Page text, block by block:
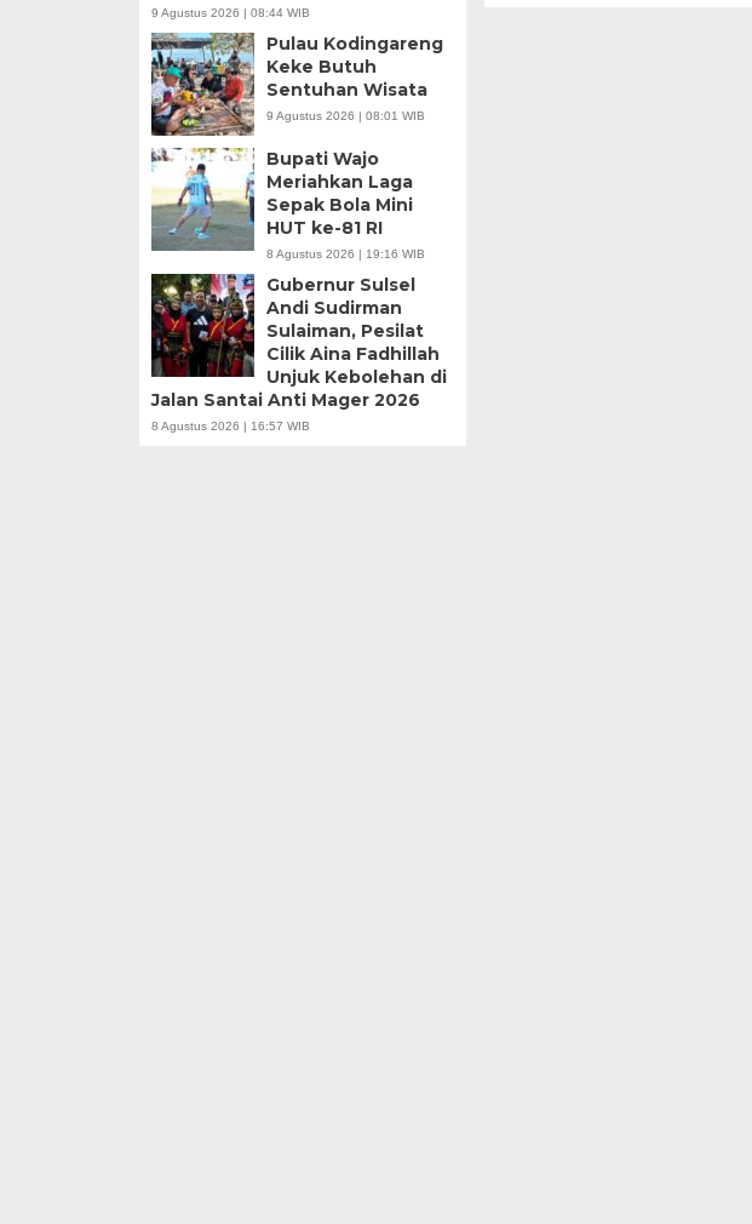
9 Agustus 2026 | 08:44 WIB
Pulau Kodingareng
Keke Butuh
Sentuhan Wisata
9 Agustus 2026 | 08:01 WIB
Bupati Wajo
Meriahkan Laga
Sepak Bola Mini
HUT ke-81 RI
8 Agustus 2026 | 19:16 WIB
Gubernur Sulsel
Andi Sudirman
Sulaiman, Pesilat
Cilik Aina Fadhillah
Unjuk Kebolehan di
Jalan Santai Anti Mager 2026
8 Agustus 2026 | 16:57 WIB